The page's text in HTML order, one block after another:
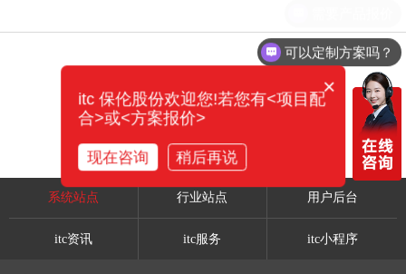
系统站点 行业站点 用户后台
itc资讯 itc服务 itc小程序
可以定制方案吗？
×
itc 保伦股份欢迎您!若您有<项目配
合>或<方案报价>
现在咨询 稍后再说